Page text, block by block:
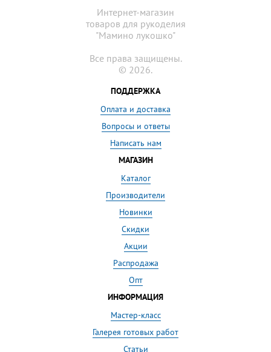
Интернет-магазин
товаров для рукоделия
"Мамино лукошко"
Все права защищены.
© 2026.
ПОДДЕРЖКА
Оплата и доставка
Вопросы и ответы
Написать нам
МАГАЗИН
Каталог
Производители
Новинки
Скидки
Акции
Распродажа
Опт
ИНФОРМАЦИЯ
Мастер-класс
Галерея готовых работ
Статьи